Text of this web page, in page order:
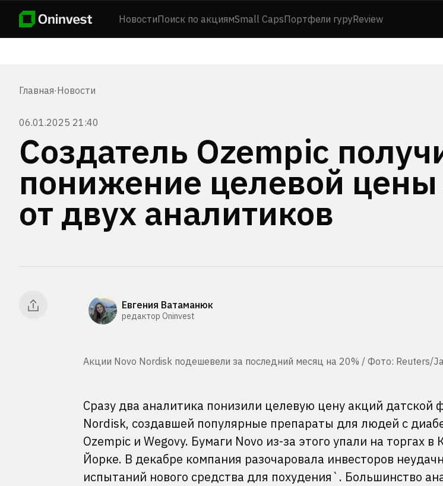
НовостиПоиск по акциямSmall CapsПортфели гуруReview
Главная·Новости
06.01.2025 21:40
Создатель Ozempic
понижение целевой
от двух аналитиков
Евгения Ватаманюк
редактор Oninvest
Акции Novo Nordisk подешевели за последний месяц на 20% / Фото: Reuters/
Сразу два аналитика понизили целевую цену акций датской
Nordisk, создавшей популярные препараты для людей с
Ozempic и Wegovy. Бумаги Novo из-за этого упали на торгах
Йорке. В декабре компания разочаровала инвесторов
испытаний нового средства для похудения`. Большинство